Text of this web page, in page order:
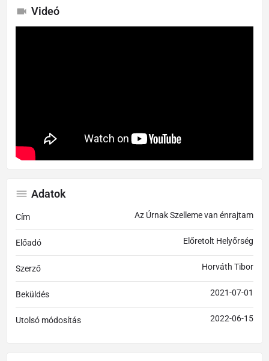
Videó
Adatok
Cím Az Úrnak Szelleme van énrajtam
Előadó Előretolt Helyőrség
Szerző Horváth Tibor
Beküldés 2021-07-01
Utolsó módosítás 2022-06-15